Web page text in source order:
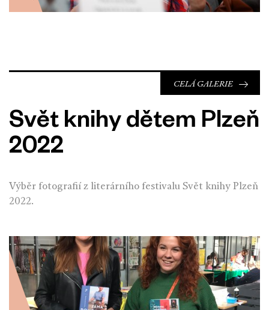
Svět knihy dětem Plzeň
2022
Výběr fotografií z literárního festivalu Svět knihy Plzeň
2022.
CELÁ GALERIE